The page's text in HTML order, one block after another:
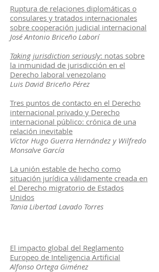
Ruptura de relaciones diplomáticas o
consulares y tratados internacionales
sobre cooperación judicial internacional
José Antonio Briceño Laborí
Taking jurisdiction seriously: notas sobre
la inmunidad de jurisdicción en el
Derecho laboral venezolano
Luis David Briceño Pérez
Tres puntos de contacto en el Derecho
internacional privado y Derecho
internacional público: crónica de una
relación inevitable
Víctor Hugo Guerra Hernández y Wilfredo
Monsalve García
La unión estable de hecho como
situación jurídica válidamente creada en
el Derecho migratorio de Estados
Unidos
Tania Libertad Lavado Torres
El impacto global del Reglamento
Europeo de Inteligencia Artificial
Alfonso Ortega Giménez